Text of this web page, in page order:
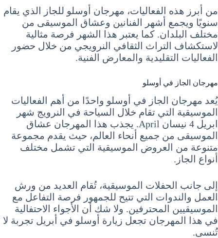
من أبرز هذه الفعاليات، مهرجان أوسلو للجاز الذي يقام
سنويًا ويجمع أشهر الفنانين وعشاق الموسيقى من
مختلف البلدان. كما يعتبر هذا الشهر فرصة مثالية
لاستكشاف التراث الثقافي النرويجي من خلال حضور
الفعاليات التقليدية والمعارض الفنية.
مهرجان الجاز في أوسلو
يُعد مهرجان الجاز في أوسلو واحدًا من أهم الفعاليات
الموسيقية التي تقام خلال السياحة في النرويج شهر
ابريل 4 نيسان April. يجذب هذا المهرجان عشاق
الموسيقى من جميع أنحاء العالم، حيث يقدم مجموعة
متنوعة من العروض الموسيقية التي تشمل مختلف
أنواع الجاز.
إلى جانب الحفلات الموسيقية، تُقام العديد من ورش
العمل والندوات التي تتيح للجمهور فرصة التفاعل مع
الموسيقيين المحترفين. ولا شك أن الأجواء الاحتفالية
في هذا المهرجان تجعل زيارة أوسلو في أبريل تجربة لا
تُنسى.